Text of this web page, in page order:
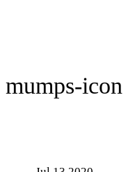
mumps-icon